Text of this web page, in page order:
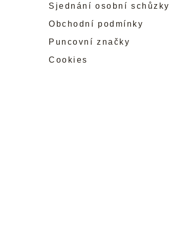
Sjednání osobní schůzky
Obchodní podmínky
Puncovní značky
Cookies